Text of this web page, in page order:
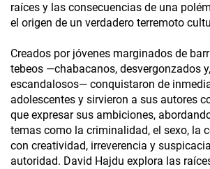
raíces y las consecuencias de una
el origen de un verdadero terremoto
Creados por jóvenes marginados de
tebeos —chabacanos, desvergonzados
escandalosos— conquistaron de
adolescentes y sirvieron a sus autores
que expresar sus ambiciones,
temas como la criminalidad, el sexo, la
con creatividad, irreverencia y
autoridad. David Hajdu explora las